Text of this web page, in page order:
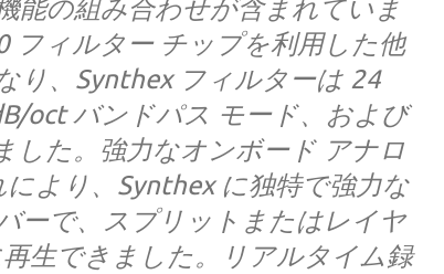
能の組み合わせが含まれていま
フィルター チップを利用した他
り、Synthex フィルターは 24
oct バンドパス モード、および
した。強力なオンボード アナロ
より、Synthex に独特で強力な
ーで、スプリットまたはレイヤ
生できました。リアルタイム録